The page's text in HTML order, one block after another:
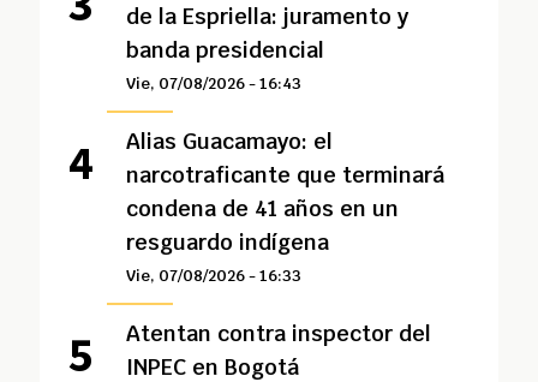
de la Espriella: juramento y
banda presidencial
Vie, 07/08/2026 - 16:43
Alias Guacamayo: el
narcotraficante que terminará
condena de 41 años en un
resguardo indígena
Vie, 07/08/2026 - 16:33
Atentan contra inspector del
INPEC en Bogotá